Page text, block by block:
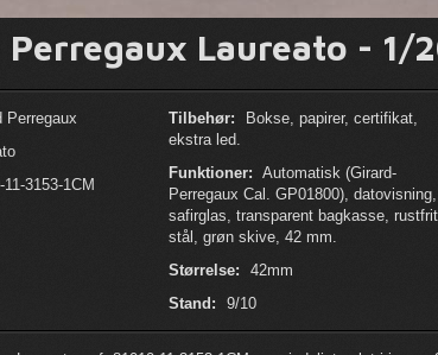
Perregaux Laureato - 1/
Perregaux
11-3153-1CM
Tilbehør:
Bokse, papirer, certifikat,
ekstra led.
Funktioner: Automatisk (Girard-
Perregaux Cal. GP01800), datovisning,
safirglas, transparent bagkasse, rustfrit
stål, grøn skive, 42 mm.
Størrelse:
42mm
Stand:
9/10